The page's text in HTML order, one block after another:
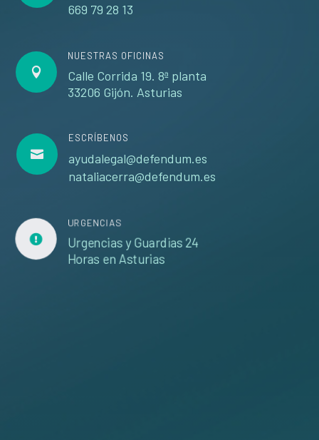
669 79 28 13

NUESTRAS OFICINAS
Calle Corrida 19. 8ª planta
33206 Gijón. Asturias

ESCRÍBENOS
ayudalegal@defendum.es
nataliacerra@defendum.es

URGENCIAS
Urgencias y Guardias 24
Horas en Asturias